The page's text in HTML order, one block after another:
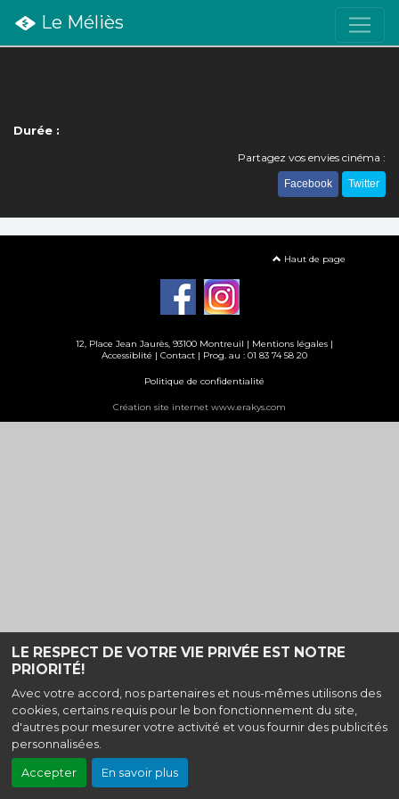
LE RESPECT DE VOTRE VIE PRIVÉE EST NOTRE
PRIORITÉ!
Avec votre accord, nos partenaires et nous-mêmes utilisons des
cookies, certains requis pour le bon fonctionnement du site,
d'autres pour mesurer votre activité et vous fournir des publicités
personnalisées.
Accepter En savoir plus
Le Méliès
Durée :
Partagez vos envies cinéma :
Facebook Twitter
Haut de page
12, Place Jean Jaurès, 93100 Montreuil | Mentions légales|
Accessiblité | Contact| Prog. au : 01 83 74 58 20
Politique de confidentialité
Création site internet www.erakys.com